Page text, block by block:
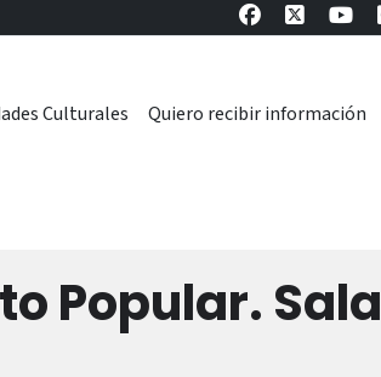
Culturales Quiero recibir información
Popular. Sala